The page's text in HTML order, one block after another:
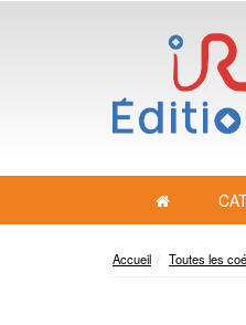
Accueil Toutes les